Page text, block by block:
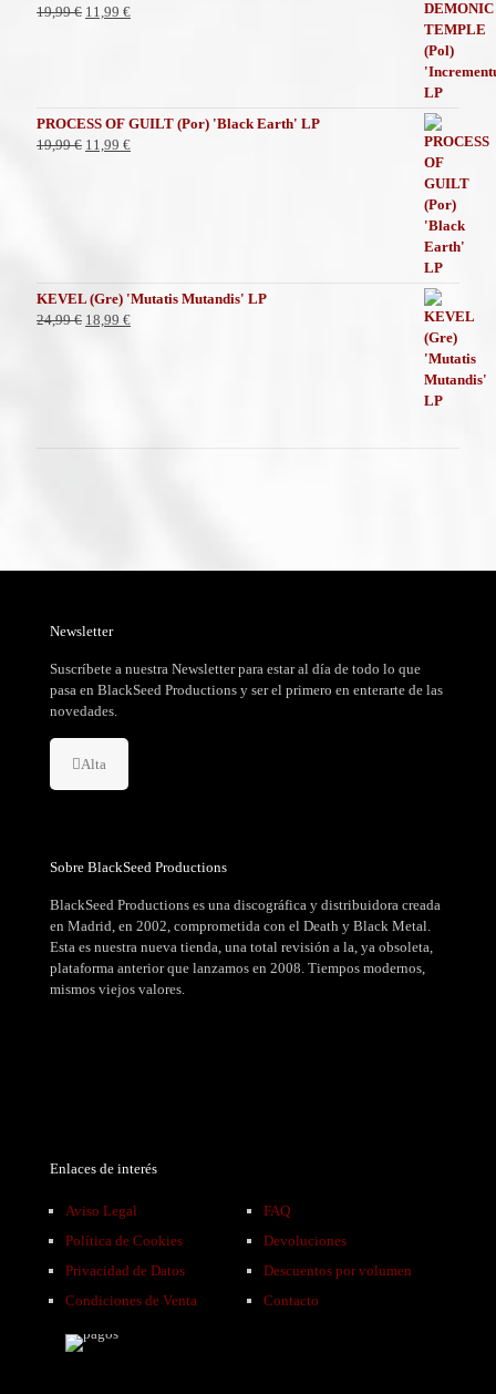
19,99€ El
11,99 €El
PROCESS OF GUILT (Por) 'Black Earth' LP
19,99€ El
11,99 €El
KEVEL (Gre) 'Mutatis Mutandis' LP
24,99€ El
18,99 €El
Newsletter
Suscríbete a nuestra Newsletter para estar al día de todo lo que
pasa en BlackSeed Productions y ser el primero en enterarte de las
novedades.
Alta
Sobre BlackSeed Productions
BlackSeed Productions es una discográfica y distribuidora creada
en Madrid, en 2002, comprometida con el Death y Black Metal.
Esta es nuestra nueva tienda, una total revisión a la, ya obsoleta,
plataforma anterior que lanzamos en 2008. Tiempos modernos,
mismos viejos valores.
Enlaces de interés
Aviso Legal
Política de Cookies
Privacidad de Datos
Condiciones de Venta
FAQ
Devoluciones
Descuentos por volumen
Contacto